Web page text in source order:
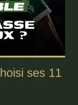
ses 11